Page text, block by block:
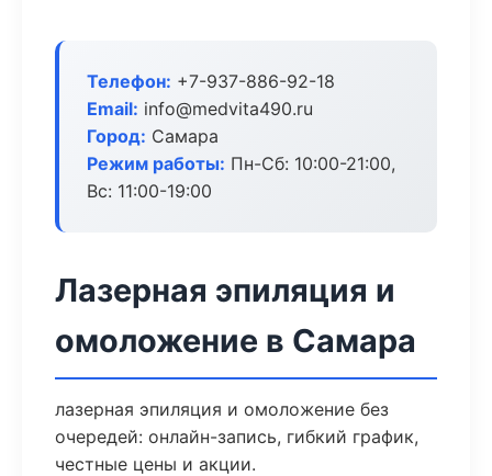
Телефон: +7-937-886-92-18
Email: info@medvita490.ru
Город: Самара
Режим работы: Пн-Сб: 10:00-21:00,
Вс: 11:00-19:00
Лазерная эпиляция и
омоложение в Самара
лазерная эпиляция и омоложение без
очередей: онлайн-запись, гибкий график,
честные цены и акции.